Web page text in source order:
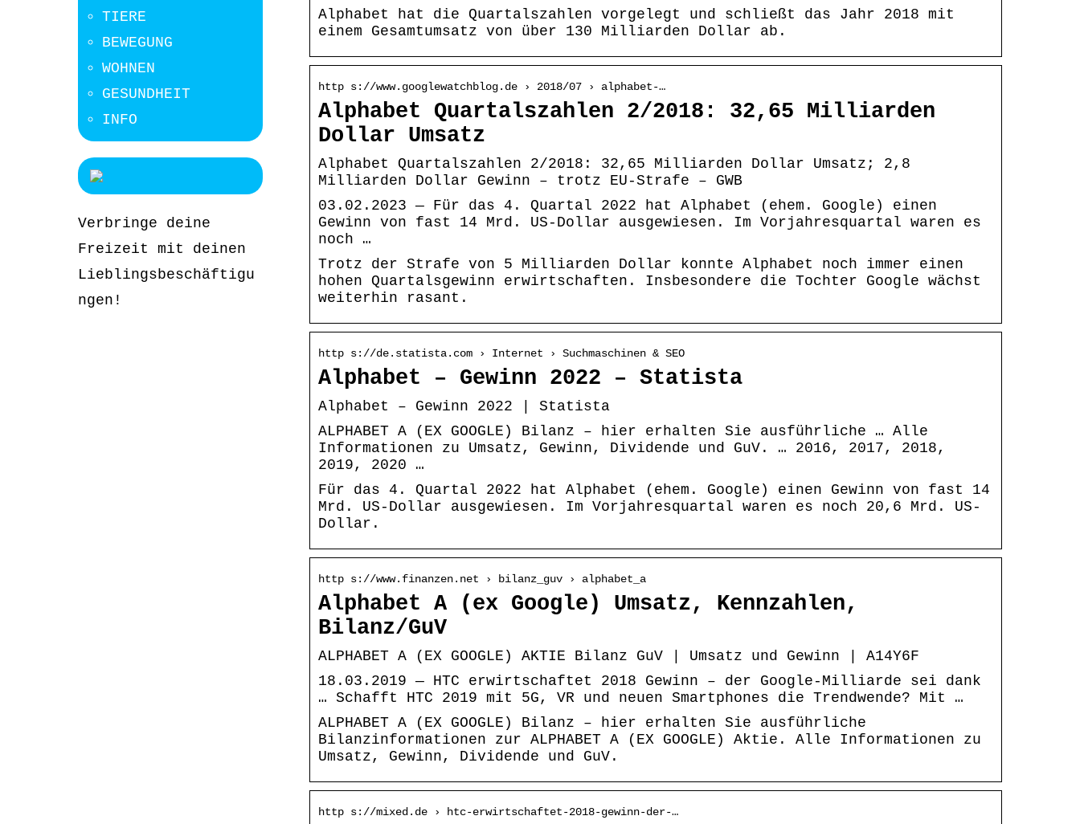
Alphabet hat die Quartalszahlen vorgelegt und schließt das Jahr 2018 mit
einem Gesamtumsatz von über 130 Milliarden Dollar ab.
http s://www.googlewatchblog.de › 2018/07 › alphabet-…
Alphabet Quartalszahlen 2/2018: 32,65 Milliarden
Dollar Umsatz
Alphabet Quartalszahlen 2/2018: 32,65 Milliarden Dollar Umsatz; 2,8
Milliarden Dollar Gewinn – trotz EU-Strafe – GWB
03.02.2023 — Für das 4. Quartal 2022 hat Alphabet (ehem. Google) einen
Gewinn von fast 14 Mrd. US-Dollar ausgewiesen. Im Vorjahresquartal waren es
noch …
Trotz der Strafe von 5 Milliarden Dollar konnte Alphabet noch immer einen
hohen Quartalsgewinn erwirtschaften. Insbesondere die Tochter Google wächst
weiterhin rasant.
http s://de.statista.com › Internet › Suchmaschinen & SEO
Alphabet – Gewinn 2022 – Statista
Alphabet – Gewinn 2022 | Statista
ALPHABET A (EX GOOGLE) Bilanz – hier erhalten Sie ausführliche … Alle
Informationen zu Umsatz, Gewinn, Dividende und GuV. … 2016, 2017, 2018,
2019, 2020 …
Für das 4. Quartal 2022 hat Alphabet (ehem. Google) einen Gewinn von fast 14
Mrd. US-Dollar ausgewiesen. Im Vorjahresquartal waren es noch 20,6 Mrd. US-
Dollar.
http s://www.finanzen.net › bilanz_guv › alphabet_a
Alphabet A (ex Google) Umsatz, Kennzahlen,
Bilanz/GuV
ALPHABET A (EX GOOGLE) AKTIE Bilanz GuV | Umsatz und Gewinn | A14Y6F
18.03.2019 — HTC erwirtschaftet 2018 Gewinn – der Google-Milliarde sei dank
… Schafft HTC 2019 mit 5G, VR und neuen Smartphones die Trendwende? Mit …
ALPHABET A (EX GOOGLE) Bilanz – hier erhalten Sie ausführliche
Bilanzinformationen zur ALPHABET A (EX GOOGLE) Aktie. Alle Informationen zu
Umsatz, Gewinn, Dividende und GuV.
http s://mixed.de › htc-erwirtschaftet-2018-gewinn-der-…
TIERE
BEWEGUNG
WOHNEN
GESUNDHEIT
INFO
Verbringe deine
Freizeit mit deinen
Lieblingsbeschäftigu
ngen!